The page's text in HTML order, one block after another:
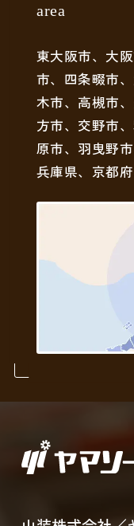
area
東大阪市、大
市、四条畷市
木市、高槻市
方市、交野市
原市、羽曳野
兵庫県、京都